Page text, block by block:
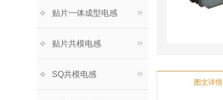
贴片一体成型电感
贴片共模电感
SQ共模电感
图文详情